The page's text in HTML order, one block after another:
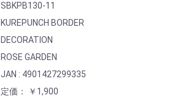
SBKPB130-11
KUREPUNCH BORDER
DECORATION
ROSE GARDEN
JAN : 4901427299335
定価： ￥1,900